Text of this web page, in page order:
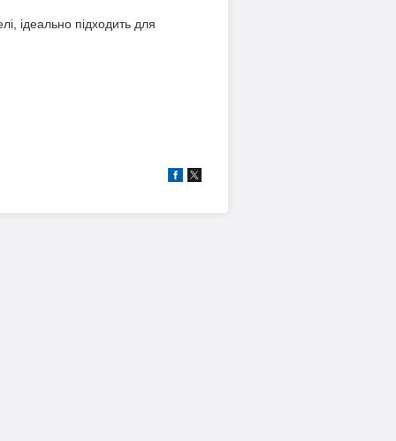
ідеально підходить для